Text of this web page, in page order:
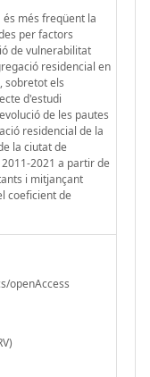
és més freqüent la
per factors
de vulnerabilitat
residencial en
sobretot els
d'estudi
de les pautes
residencial de la
la ciutat de
2021 a partir de
i mitjançant
coeficient de
openAccess